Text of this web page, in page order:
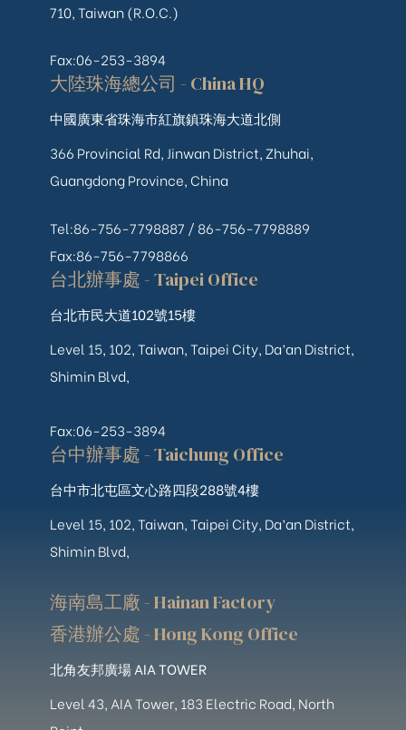
710, Taiwan (R.O.C.)
Fax:06-253-3894
大陸珠海總公司 - China HQ
中國廣東省珠海市紅旗鎮珠海大道北側
366 Provincial Rd, Jinwan District, Zhuhai,
Guangdong Province, China
Tel:86-756-7798887 / 86-756-7798889
Fax:86-756-7798866
台北辦事處 - Taipei Office
台北市民大道102號15樓
Level 15, 102, Taiwan, Taipei City, Da’an District,
Shimin Blvd,
Fax:06-253-3894
台中辦事處 - Taichung Office
台中市北屯區文心路四段288號4樓
Level 15, 102, Taiwan, Taipei City, Da’an District,
Shimin Blvd,
海南島工廠 - Hainan Factory
香港辦公處 - Hong Kong Office
北角友邦廣場 AIA TOWER
Level 43, AIA Tower, 183 Electric Road, North